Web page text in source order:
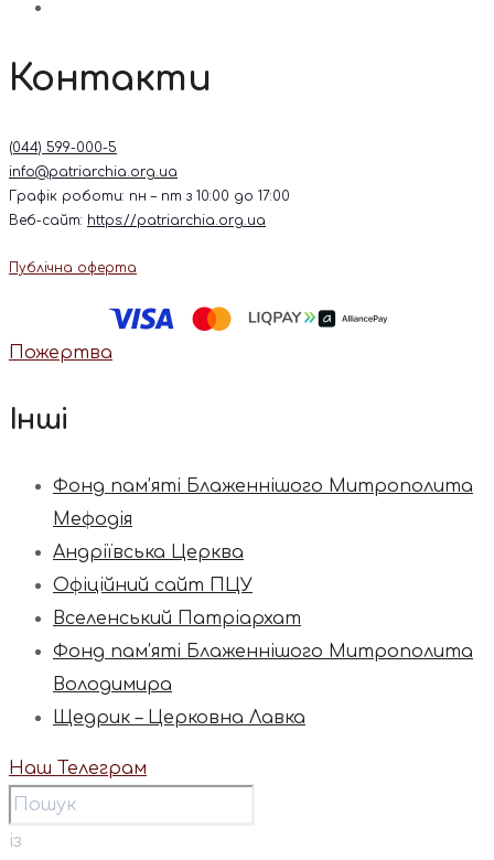
Контакти
(044) 599-000-5
info@patriarchia.org.ua
Графік роботи: пн – пт з 10:00 до 17:00
Веб-сайт: https://patriarchia.org.ua
Публічна оферта
Пожертва
Інші
Фонд пам’яті Блаженнішого Митрополита
Мефодія
Андріївська Церква
Офіційний сайт ПЦУ
Вселенський Патріархат
Фонд пам’яті Блаженнішого Митрополита
Володимира
Щедрик – Церковна Лавка
Наш Телеграм
із